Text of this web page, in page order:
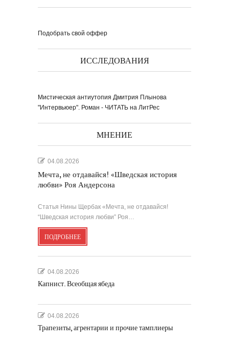
Выпуск № 1'17 журнала
Наш выбор с КЛАУЗУРОЙ
Международного дня детской...
Винсент Ван Гог
Подобрать свой оффер
ИССЛЕДОВАНИЯ
Мистическая антиутопия Дмитрия Плынова
"Интервьюер". Роман - ЧИТАТЬ на ЛитРес
МНЕНИЕ
04.08.2026
Мечта, не отдавайся! «Шведская история
любви» Роя Андерсона
Статья Нины Щербак «Мечта, не отдавайся!
“Шведская история любви” Роя…
ПОДРОБНЕЕ
04.08.2026
Капнист. Всеобщая ябеда
04.08.2026
Трапезиты, агрентарии и прочие тамплиеры